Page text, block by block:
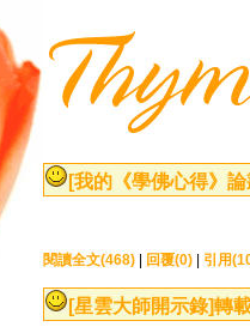
[我的《學佛心得》
閱讀全文(468) 回覆(0) 引用
[星雲大師開示錄]轉